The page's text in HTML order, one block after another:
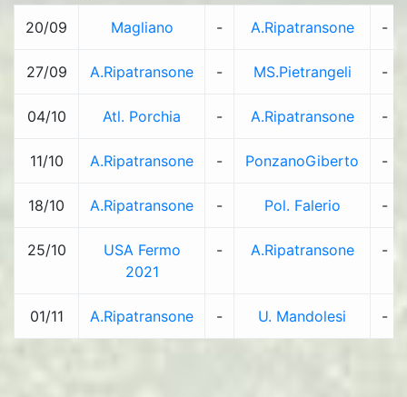
20/09 Magliano - A.Ripatransone -
27/09 A.Ripatransone - MS.Pietrangeli -
04/10 Atl. Porchia - A.Ripatransone -
11/10 A.Ripatransone - PonzanoGiberto -
18/10 A.Ripatransone - Pol. Falerio -
25/10
USA Fermo
2021
- A.Ripatransone -
01/11 A.Ripatransone - U. Mandolesi -